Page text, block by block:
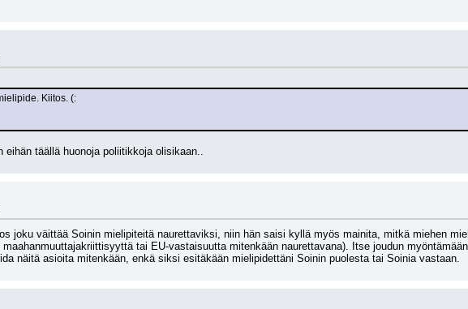
Kiitos. (:
täällä huonoja poliitikkoja olisikaan..
joku väittää Soinin mielipiteitä naurettaviksi, niin hän saisi kyllä myös mainita, mitkä miehen
tai EU-vastaisuutta mitenkään naurettavana). Itse joudun
näitä asioita mitenkään, enkä siksi esitäkään mielipidettäni Soinin puolesta tai Soinia vastaan.